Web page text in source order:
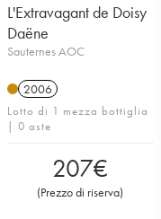
L'Extravagant de Doisy
Daëne
Sauternes AOC
2006
Lotto di 1 mezza bottiglia
| 0 aste
207€
(Prezzo di riserva)